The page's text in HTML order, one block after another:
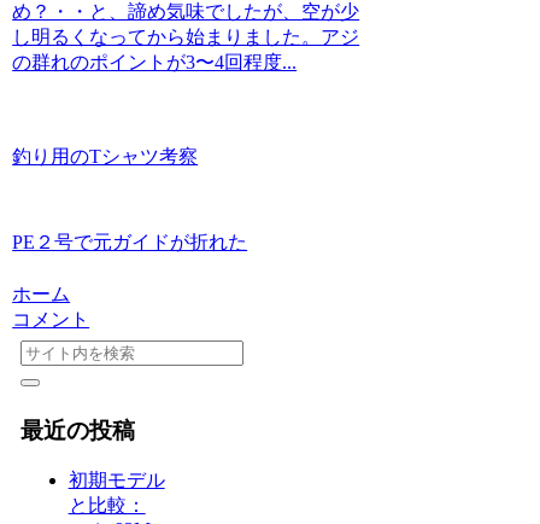
め？・・と、諦め気味でしたが、空が少
し明るくなってから始まりました。アジ
の群れのポイントが3〜4回程度...
釣り用のTシャツ考察
PE２号で元ガイドが折れた
ホーム
コメント
最近の投稿
初期モデル
と比較：